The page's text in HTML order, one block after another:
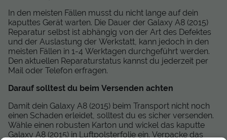
In den meisten Fällen musst du nicht lange auf dein
kaputtes Gerät warten. Die Dauer der Galaxy A8 (2015)
Reparatur selbst ist abhängig von der Art des Defektes
und der Auslastung der Werkstatt, kann jedoch in den
meisten Fällen in 1-4 Werktagen durchgeführt werden.
Den aktuellen Reparaturstatus kannst du jederzeit per
Mail oder Telefon erfragen.
Darauf solltest du beim Versenden achten
Damit dein Galaxy A8 (2015) beim Transport nicht noch
einen Schaden erleidet, solltest du es sicher versenden.
Wähle einen robusten Karton und wickel das kaputte
Galaxy A8 (2015) in Luftpolsterfolie ein. Verpacke das